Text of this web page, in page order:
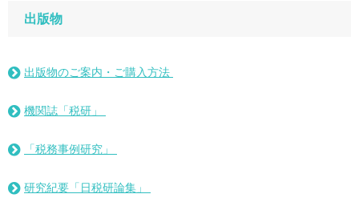
出版物
出版物のご案内・ご購入方法
機関誌「税研」
「税務事例研究」
研究紀要「日税研論集」